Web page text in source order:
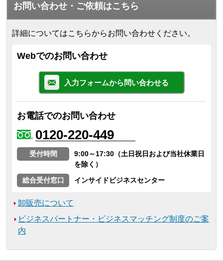
お問い合わせ・ご依頼はこちら
詳細についてはこちらからお問い合わせください。
Webでのお問い合わせ
入力フォームから問い合わせる
お電話でのお問い合わせ
0120-220-449
受付時間
9:00～17:30（土日祝日および当社休業日
を除く）
総合受付窓口
インサイドビジネスセンター
卸販売について
ビジネスパートナー・ビジネスマッチング制度のご案
内